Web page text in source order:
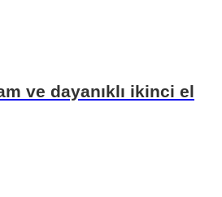
ve dayanıklı ikinci el